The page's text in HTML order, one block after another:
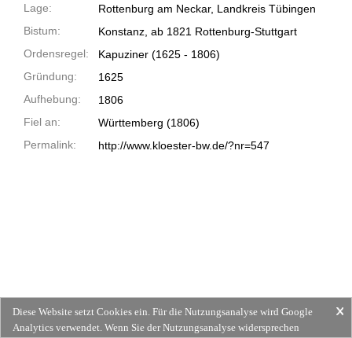
Lage:
Rottenburg am Neckar, Landkreis Tübingen
Bistum:
Konstanz, ab 1821 Rottenburg-Stuttgart
Ordensregel:
Kapuziner (1625 - 1806)
Gründung:
1625
Aufhebung:
1806
Fiel an:
Württemberg (1806)
Permalink:
http://www.kloester-bw.de/?nr=547
Diese Website setzt Cookies ein. Für die Nutzungsanalyse wird Google
Analytics verwendet. Wenn Sie der Nutzungsanalyse widersprechen